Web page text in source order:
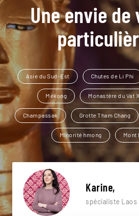
Une envie de
Asie du Sud-Est Chutes de Li Phi
Mékong Monastère du Vat
Champassak Grotte Tham Chang
Minorité hmong Mont
Karine,
spécialiste Laos